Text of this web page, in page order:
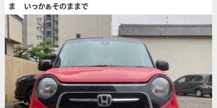
ま いっかぁそのままで